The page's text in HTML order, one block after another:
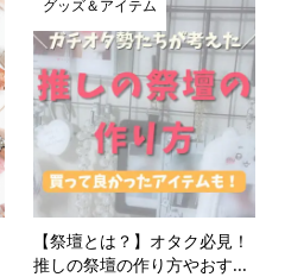
グッズ＆アイテム
【祭壇とは？】オタク必見！
推しの祭壇の作り方やおす...